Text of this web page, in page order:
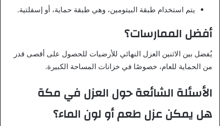
يتم استخدام طبقة البيتومين، وهي طبقة حماية، أو إسفلتية.
أفضل الممارسات؟
يُفضل بين الاثنين العزل النهائي للأرضيات للحصول على أقصى قدر
من الحماية للعام، خصوصًا في خزانات المساحة الكبيرة.
الأسئلة الشائعة حول العزل في مكة
هل يمكن عزل طعم أو لون الماء؟